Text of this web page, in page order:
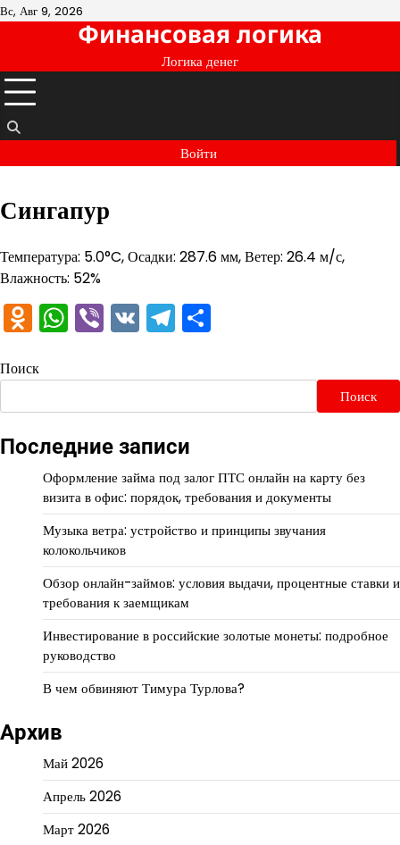
Перейти
Вс, Авг 9, 2026
Финансовая логика
Логика денег
Войти
Сингапур
Температура: 5.0°C, Осадки: 287.6 мм, Ветер: 26.4 м/с,
Влажность: 52%
Odnoklassniki
WhatsApp
Viber
VKTelegram
Поиск
Поиск
Последние записи
Оформление займа под залог ПТС онлайн на карту без
визита в офис: порядок, требования и документы
Музыка ветра: устройство и принципы звучания
колокольчиков
Обзор онлайн-займов: условия выдачи, процентные ставки и
требования к заемщикам
Инвестирование в российские золотые монеты: подробное
руководство
В чем обвиняют Тимура Турлова?
Архив
Май 2026
Апрель 2026
Март 2026